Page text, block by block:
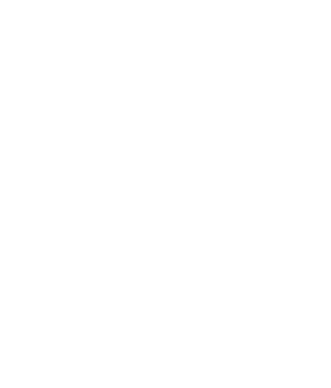
recepcia (prihlásenie je možné od
a security entry system. O blaho
výťah a vstup a čiastočne
so slanou a sladkou vodou. Tu sú k
program s večernou show. Herňa.
Niektoré služby sú závislé od ročného
Euro/MasterCard a American Express.